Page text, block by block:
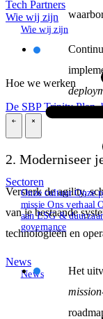
Tech Partners
Wie wij zijn
Wie wij zijn
Onze cultuurOnze
missieOns verhaal
aan ESG &
governance
News
News
Hoe we werken
De SBP TrinityPlan,
Sectoren
2. Moderniseer
Versterk de agility,
van je bestaande
technologieën en
Het